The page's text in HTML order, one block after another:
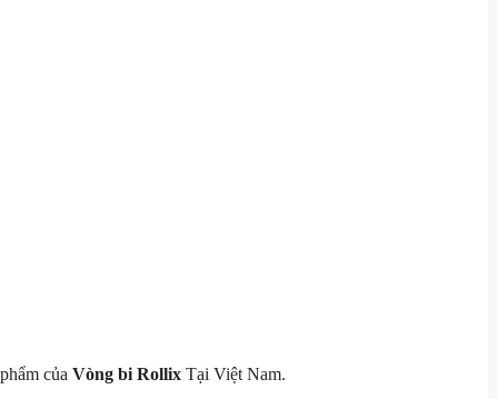
của Vòng bi Rollix Tại Việt Nam.